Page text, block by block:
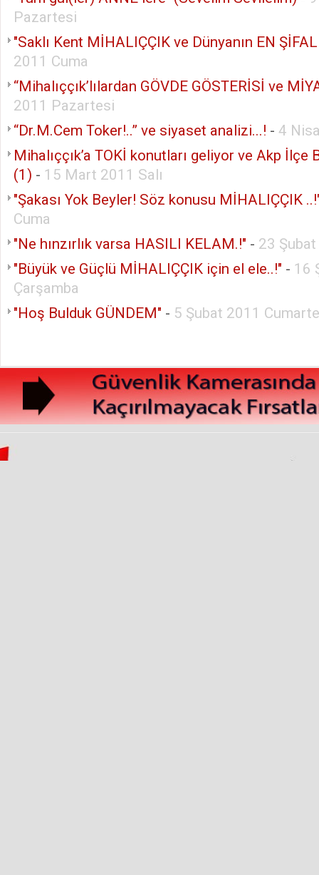
Pazartesi
"Saklı Kent MİHALIÇÇIK ve Dünyanın EN
2011 Cuma
“Mihalıççık’lılardan GÖVDE GÖSTERİSİ ve
2011 Pazartesi
“Dr.M.Cem Toker!..” ve siyaset analizi...! - 4
Mihalıççık’a TOKİ konutları geliyor ve Akp İlçe
(1) - 15 Mart 2011 Salı
"Şakası Yok Beyler! Söz konusu MİHALIÇÇIK
Cuma
"Ne hınzırlık varsa HASILI KELAM.!" - 23
"Büyük ve Güçlü MİHALIÇÇIK için el ele..!" - 16
Çarşamba
"Hoş Bulduk GÜNDEM" - 5 Şubat 2011